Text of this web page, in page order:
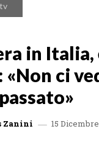
in Italia,
ci
Zanini 15